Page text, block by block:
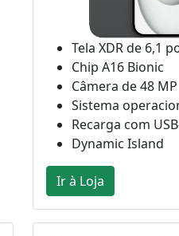
Tela XDR de 6,1
Chip A16 Bionic
Câmera de 48 MP
Sistema
Recarga com
Dynamic Island
Ir à Loja